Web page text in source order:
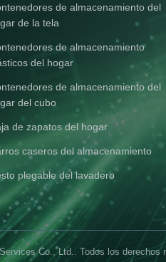
de almacenamiento del
de la tela
de almacenamiento
del hogar
de almacenamiento del
del cubo
de zapatos del hogar
caseros del almacenamiento
plegable del lavadero
Co., Ltd.. Todos los derechos